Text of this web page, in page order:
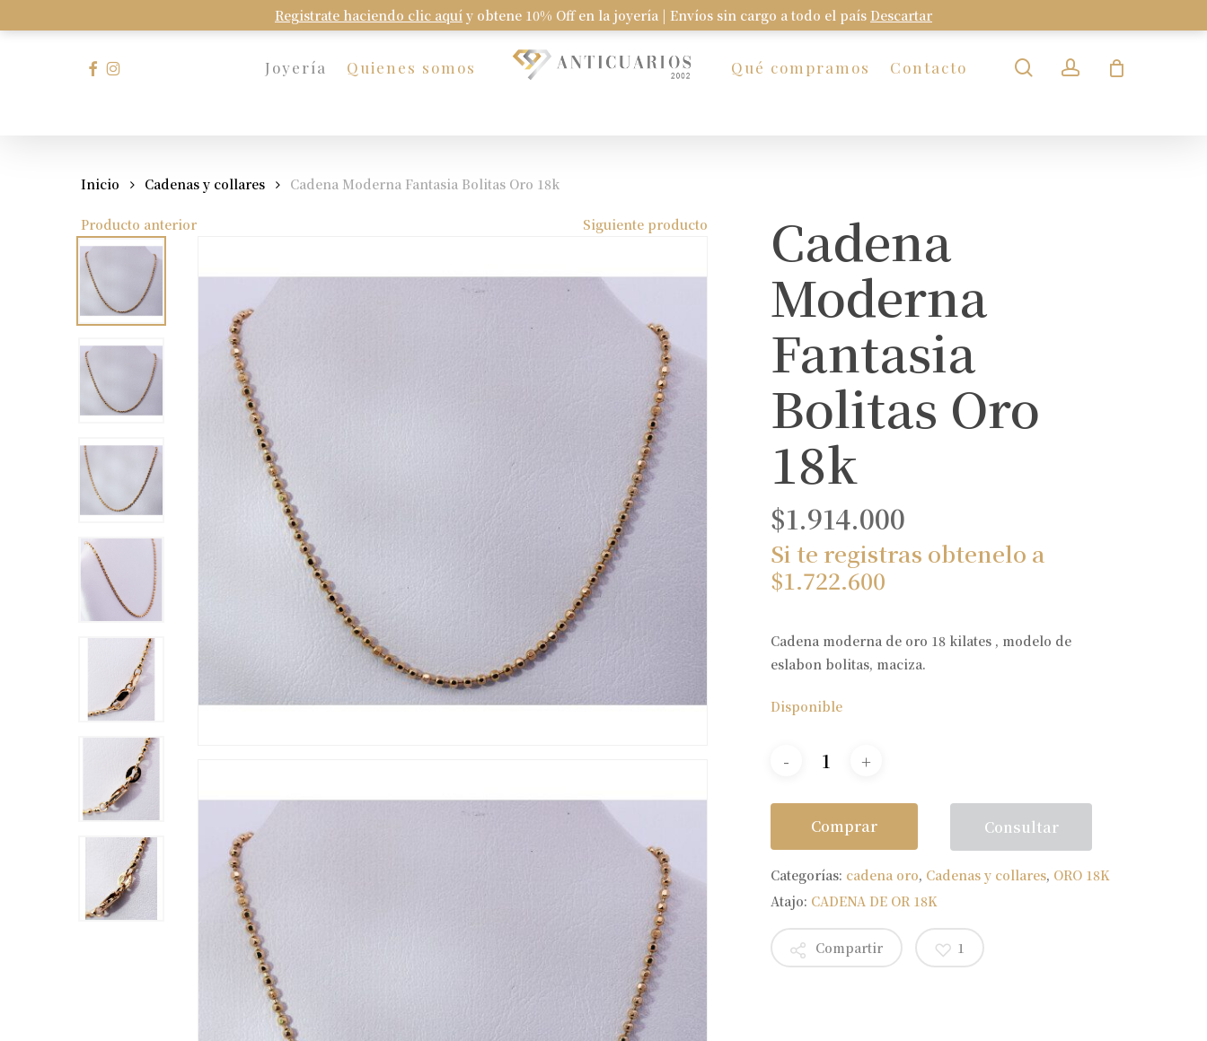
Registrate haciendo clic aquí y obtene 10% Off en la joyería | Envíos sin cargo a todo el país Descartar
to
Joyería Quienes somos Qué compramos Contacto
facebook
instagram searchaccount
Inicio Cadenas y collares Cadena Moderna Fantasia Bolitas Oro 18k
Producto anterior Siguiente producto
Cadena
Moderna
Fantasia
Bolitas Oro
18k
$1.914.000
Si te registras obtenelo a
$1.722.600
Cadena moderna de oro 18 kilates , modelo de
eslabon bolitas, maciza.
Disponible
Comprar Consultar
Categorías: cadena oro, Cadenas y collares, ORO 18K
Atajo: CADENA DE OR 18K
Compartir 1